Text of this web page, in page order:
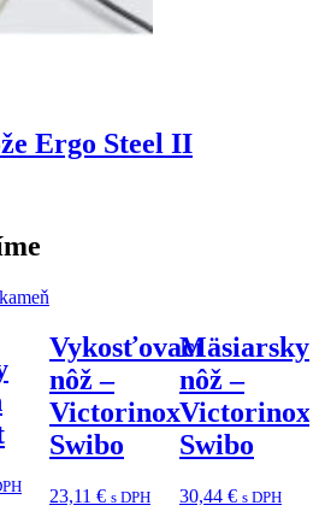
Ergo Steel II
Vykosťovací
nôž –
Victorinox
Swibo
23,11 € s DPH
Mäsiarsky
nôž –
Victorinox
Swibo
30,44 € s DPH